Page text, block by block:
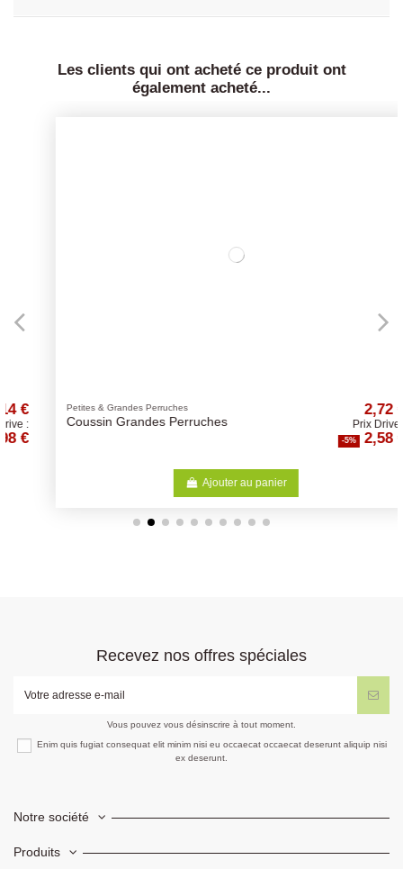
Les clients qui ont acheté ce produit ont
également acheté...
Petites & Grandes Perruches
Coussin Grandes Perruches
2,72 €
Prix Drive :
2,58 €
Ajouter au panier
Recevez nos offres spéciales
Vous pouvez vous désinscrire à tout moment.
Enim quis fugiat consequat elit minim nisi eu occaecat occaecat deserunt aliquip nisi
ex deserunt.
Notre société
Produits